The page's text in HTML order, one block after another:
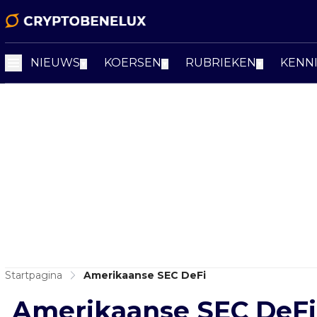
NIEUWS KOERSEN RUBRIEKEN
Startpagina Amerikaanse SEC DeFi
Amerikaanse SEC DeFi